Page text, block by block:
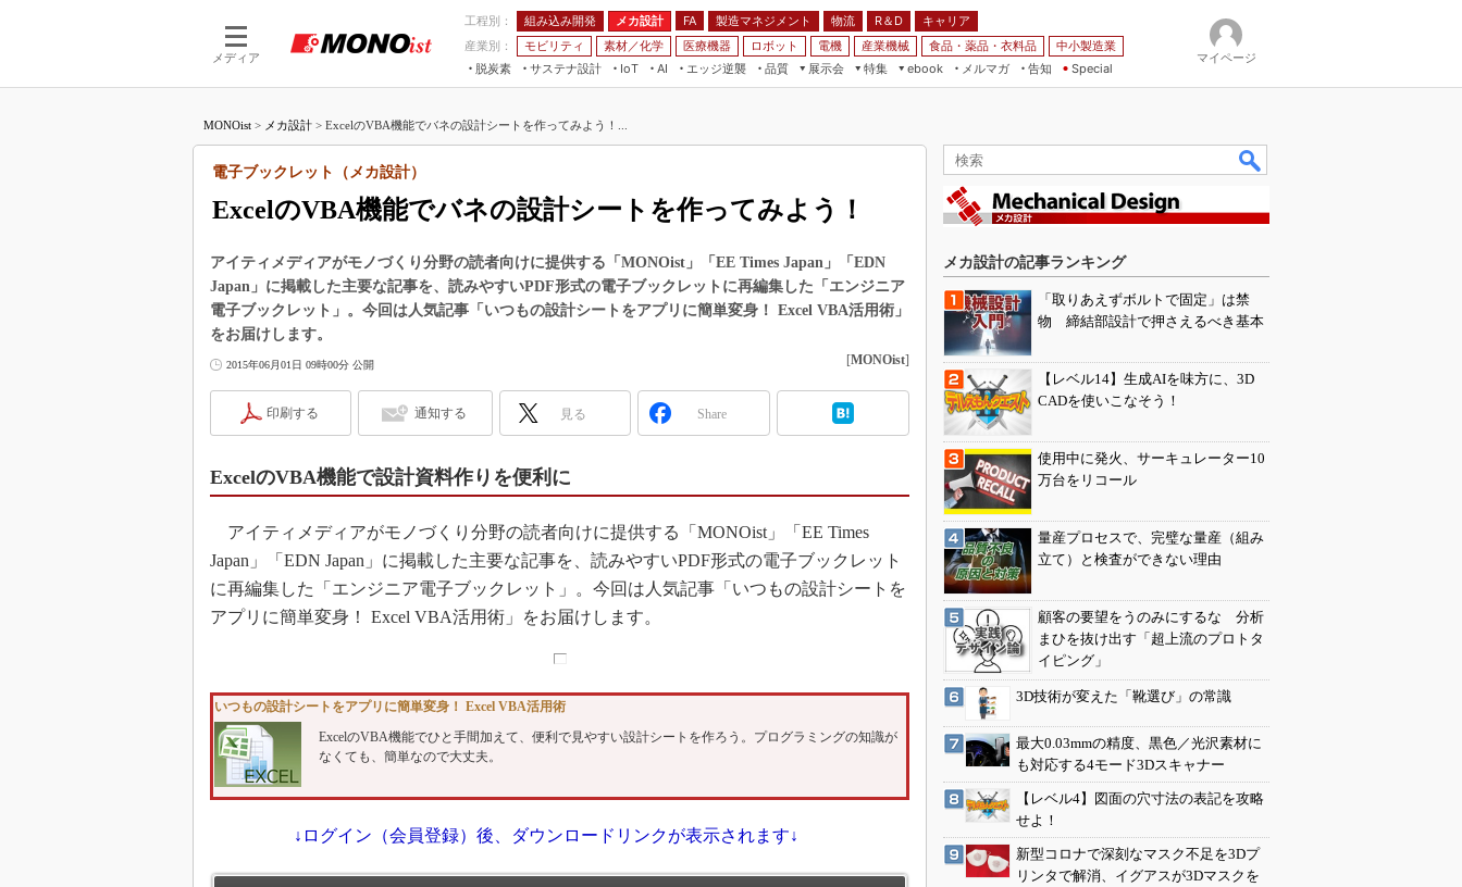
メディア
工程別： 組み込み開発 メカ設計 FA 製造マネジメント 物流 R＆D
キャリア
産業別：
モビリティ 素材／化学 医療機器 ロボット 電機 産業機械 食品・薬品・衣料品
中小製造業
脱炭素
サステナ設計
IoT
つながる工場
つながるサービス
AI
AI×設備保全
エッジ逆襲 品質
展示会
JIMTOF
IIFES
ジャパンモビリティショー
TECHNO-FRONTIER
EdgeTech+
特集
VR／AR
フィールドサービス
FPGA
組み込み画像技術
車載ソフト開発
ISO26262
3Dプリンタ
デジタルツインとCAE
S＆OP
インダストリー4.0
イノベーション
メイドインジャパン
植物工場
海外生産
グローバル設計・開発
ebook
FA
素材／化学
メルマガ
告知 Special
マイページ
MONOist > メカ設計 > ExcelのVBA機能でバネの設計シートを作ってみよう！...
ExcelのVBA機能でバネの設計シートを作ってみよう！
電子ブックレット（メカ設計）
アイティメディアがモノづくり分野の読者向けに提供する「MONOist」「EE Times Japan」「EDN
Japan」に掲載した主要な記事を、読みやすいPDF形式の電子ブックレットに再編集した「エンジニア
電子ブックレット」。今回は人気記事「いつもの設計シートをアプリに簡単変身！ Excel VBA活用術」
をお届けします。
2015年06月01日 09時00分 公開 [MONOist]
印刷する 通知する 見る Share
ExcelのVBA機能で設計資料作りを便利に
アイティメディアがモノづくり分野の読者向けに提供する「MONOist」「EE Times
Japan」「EDN Japan」に掲載した主要な記事を、読みやすいPDF形式の電子ブックレット
に再編集した「エンジニア電子ブックレット」。今回は人気記事「いつもの設計シートを
アプリに簡単変身！ Excel VBA活用術」をお届けします。
いつもの設計シートをアプリに簡単変身！ Excel VBA活用術
ExcelのVBA機能でひと手間加えて、便利で見やすい設計シートを作ろう。プログラミングの知識が
なくても、簡単なので大丈夫。
↓ログイン（会員登録）後、ダウンロードリンクが表示されます↓
メカ設計の記事ランキング
「取りあえずボルトで固定」は禁
物 締結部設計で押さえるべき基本
【レベル14】生成AIを味方に、3D
CADを使いこなそう！
使用中に発火、サーキュレーター10
万台をリコール
量産プロセスで、完璧な量産（組み
立て）と検査ができない理由
顧客の要望をうのみにするな 分析
まひを抜け出す「超上流のプロトタ
イピング」
3D技術が変えた「靴選び」の常識
最大0.03mmの精度、黒色／光沢素材に
も対応する4モード3Dスキャナー
【レベル4】図面の穴寸法の表記を攻略
せよ！
新型コロナで深刻なマスク不足を3Dプ
リンタで解消、イグアスが3Dマスクを